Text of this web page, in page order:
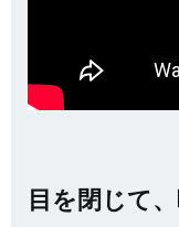
目を閉じて